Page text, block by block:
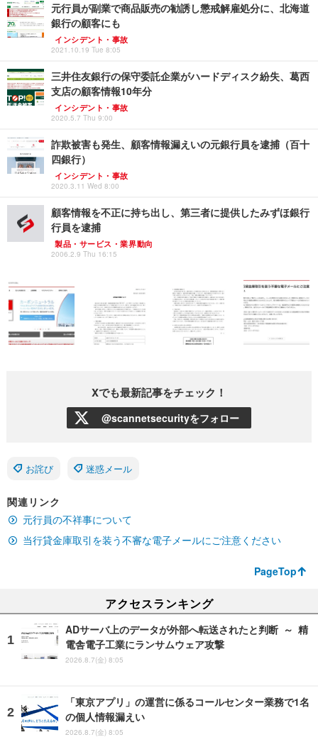
元行員が副業で商品販売の勧誘し懲戒解雇処分に、北海道
銀行の顧客にも
インシデント・事故
2021.10.19 Tue 8:05
三井住友銀行の保守委託企業がハードディスク紛失、葛西
支店の顧客情報10年分
インシデント・事故
2020.5.7 Thu 9:00
詐欺被害も発生、顧客情報漏えいの元銀行員を逮捕（百十
四銀行）
インシデント・事故
2020.3.11 Wed 8:00
顧客情報を不正に持ち出し、第三者に提供したみずほ銀行
行員を逮捕
製品・サービス・業界動向
2006.2.9 Thu 16:15
Xでも最新記事をチェック！
@scannetsecurityをフォロー
お詫び 迷惑メール
関連リンク
元行員の不祥事について
当行貸金庫取引を装う不審な電子メールにご注意ください
PageTop
アクセスランキング
ADサーバ上のデータが外部へ転送されたと判断 ～ 精
電舎電子工業にランサムウェア攻撃
2026.8.7(金) 8:05
「東京アプリ」の運営に係るコールセンター業務で1名
の個人情報漏えい
2026.8.7(金) 8:05